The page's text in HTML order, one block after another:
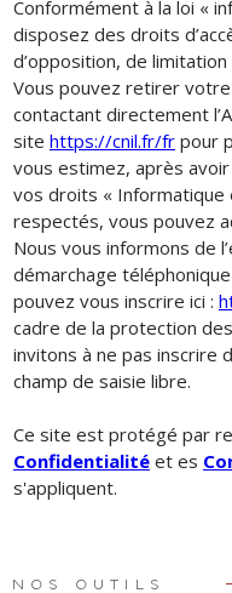
Conformément à la loi «
disposez des droits
d’opposition, de
Vous pouvez retirer
contactant directement
site https://cnil.fr/fr pour
vous estimez, après
vos droits «
respectés, vous pouvez
Nous vous informons de
démarchage
pouvez vous inscrire ici :
cadre de la protection
invitons à ne pas inscrire
champ de saisie libre.
Ce site est protégé par
Confidentialité et es
s'appliquent.
NOS OUTILS